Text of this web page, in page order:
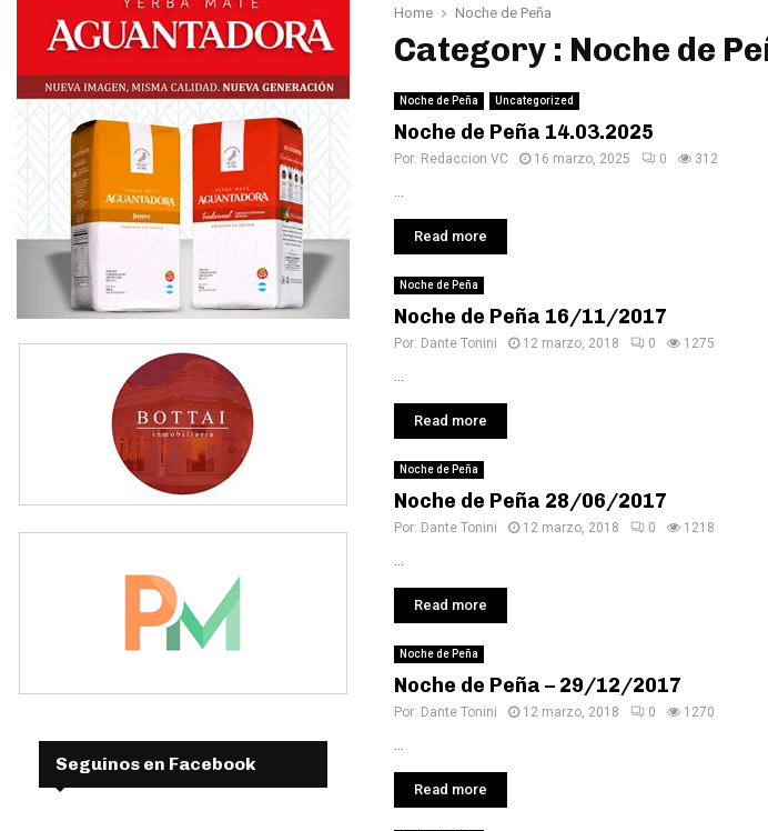
Home Noche de Peña
Category : Noche de
Noche de Peña Uncategorized
Noche de Peña 14.03.2025
Por: Redaccion VC 16 marzo, 2025 0 312
Read more
Noche de Peña
Noche de Peña 16/11/2017
Por: Dante Tonini 12 marzo, 2018 0 1275
Read more
Noche de Peña
Noche de Peña 28/06/2017
Por: Dante Tonini 12 marzo, 2018 0 1218
Read more
Noche de Peña
Noche de Peña – 29/12/2017
Por: Dante Tonini 12 marzo, 2018 0 1270
Read more
Seguinos en Facebook